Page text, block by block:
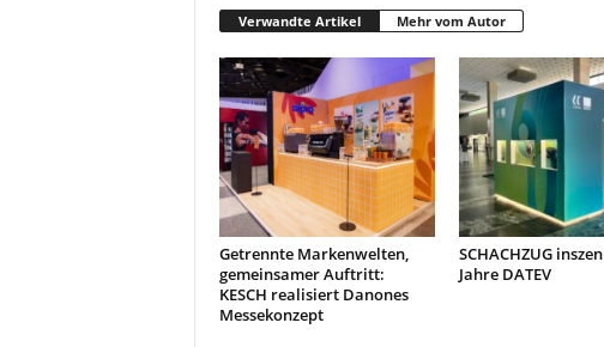
Verwandte Artikel Mehr vom Autor
Getrennte Markenwelten,
gemeinsamer Auftritt:
KESCH realisiert Danones
Messekonzept
SCHACHZUG
Jahre DATEV